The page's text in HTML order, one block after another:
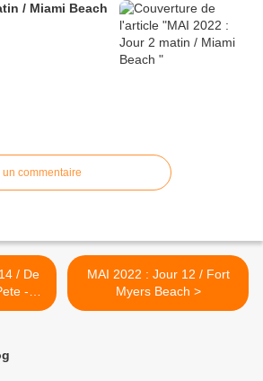
/ Miami Beach
un commentaire
-
MAI 2022 : Jour 12 / Fort
Myers Beach >